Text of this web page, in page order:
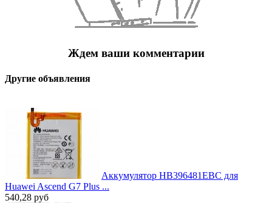
Ждем ваши комментарии
Другие объявления
Аккумулятор HB396481EBC для
Huawei Ascend G7 Plus ...
540,28 руб